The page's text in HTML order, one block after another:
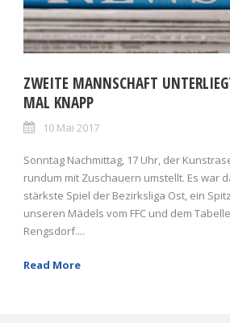
ZWEITE MANNSCHAFT
MAL KNAPP
10 Mai 2017
Sonntag Nachmittag, 17 Uhr, der
rundum mit Zuschauern umstellt. Es war
stärkste Spiel der Bezirksliga Ost, ein
unseren Mädels vom FFC und dem
Rengsdorf....
Read More